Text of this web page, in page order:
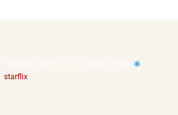
starflix